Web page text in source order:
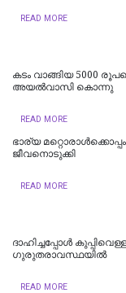
READ MORE
കടം വാങ്ങിയ 5000
അയല്‍വാസി കൊന്നു
READ MORE
ഭാര്യ
ജീവനൊടുക്കി
READ MORE
ദാഹിച്ചപ്പോള്‍
ഗുരുതരാവസ്ഥയില്‍
READ MORE